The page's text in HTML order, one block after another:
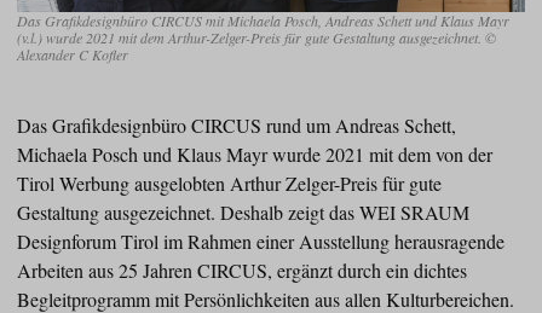
Das Grafikdesignbüro CIRCUS mit Michaela Posch, Andreas Schett und Klaus Mayr
(v.l.) wurde 2021 mit dem Arthur-Zelger-Preis für gute Gestaltung ausgezeichnet. ©
Alexander C Kofler
Das Grafikdesignbüro CIRCUS rund um Andreas Schett,
Michaela Posch und Klaus Mayr wurde 2021 mit dem von der
Tirol Werbung ausgelobten Arthur Zelger-Preis für gute
Gestaltung ausgezeichnet. Deshalb zeigt das WEI SRAUM
Designforum Tirol im Rahmen einer Ausstellung herausragende
Arbeiten aus 25 Jahren CIRCUS, ergänzt durch ein dichtes
Begleitprogramm mit Persönlichkeiten aus allen Kulturbereichen.